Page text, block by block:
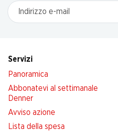
Indirizzo e-mail
Servizi
Panoramica
Abbonatevi al settimanale
Denner
Avviso azione
Lista della spesa